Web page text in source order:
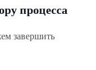
процесса
завершить